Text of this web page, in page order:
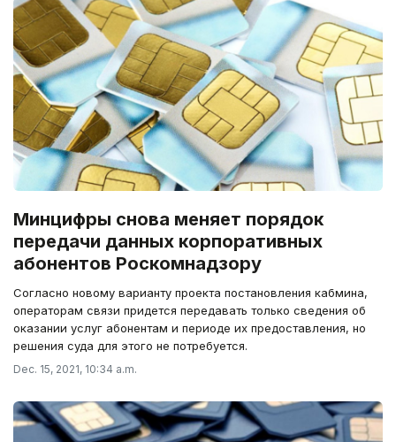
Минцифры снова меняет порядок
передачи данных корпоративных
абонентов Роскомнадзору
Согласно новому варианту проекта постановления кабмина,
операторам связи придется передавать только сведения об
оказании услуг абонентам и периоде их предоставления, но
решения суда для этого не потребуется.
Dec. 15, 2021, 10:34 a.m.